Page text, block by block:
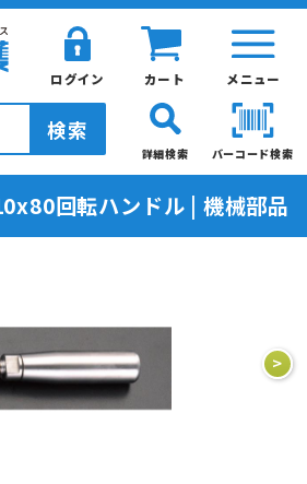
メニュー
カート
ログイン
検索
バーコード検索
詳細検索
回転ハンドル | 機械部品
>